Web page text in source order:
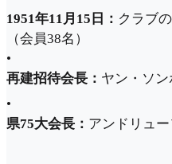
1951年11月15日： クラブ
（会員38名）
•
再建招待会長： ヤン・ソン
•
県75大会長： アンドリュ